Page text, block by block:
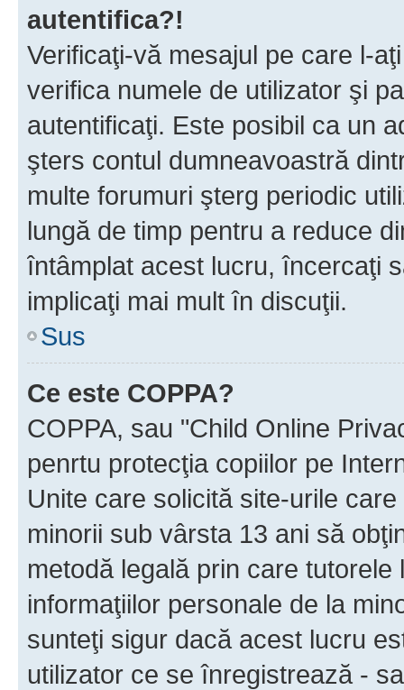
autentifica?!
Verificaţi-vă mesajul pe care l-
verifica numele de utilizator şi
autentificaţi. Este posibil ca un
şters contul dumneavoastră
multe forumuri şterg periodic
lungă de timp pentru a reduce
întâmplat acest lucru, încercaţi
implicaţi mai mult în discuţii.
Sus
Ce este COPPA?
COPPA, sau "Child Online
penrtu protecţia copiilor pe
Unite care solicită site-urile
minorii sub vârsta 13 ani să
metodă legală prin care
informaţiilor personale de la
sunteţi sigur dacă acest lucru
utilizator ce se înregistrează -